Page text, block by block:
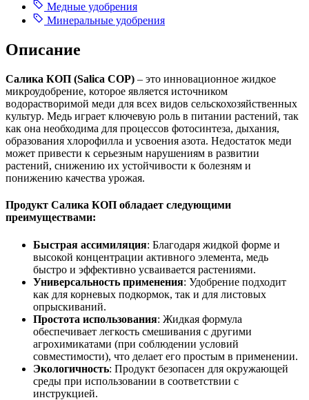
Медные удобрения
Минеральные удобрения
Описание
Салика КОП (Salica COP) – это инновационное жидкое
микроудобрение, которое является источником
водорастворимой меди для всех видов сельскохозяйственных
культур. Медь играет ключевую роль в питании растений, так
как она необходима для процессов фотосинтеза, дыхания,
образования хлорофилла и усвоения азота. Недостаток меди
может привести к серьезным нарушениям в развитии
растений, снижению их устойчивости к болезням и
понижению качества урожая.
Продукт Салика КОП обладает следующими
преимуществами:
Быстрая ассимиляция: Благодаря жидкой форме и
высокой концентрации активного элемента, медь
быстро и эффективно усваивается растениями.
Универсальность применения: Удобрение подходит
как для корневых подкормок, так и для листовых
опрыскиваний.
Простота использования: Жидкая формула
обеспечивает легкость смешивания с другими
агрохимикатами (при соблюдении условий
совместимости), что делает его простым в применении.
Экологичность: Продукт безопасен для окружающей
среды при использовании в соответствии с
инструкцией.